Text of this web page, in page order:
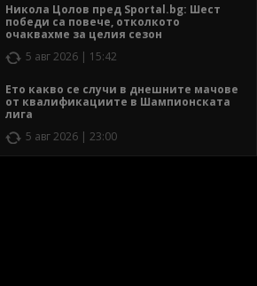
Никола Цолов пред Sportal.bg: Шест
победи са повече, отколкото
очаквахме за целия сезон
5 авг 2026 | 15:42
Ето какво се случи в днешните мачове
от квалификациите в Шампионската
лига
5 авг 2026 | 23:00